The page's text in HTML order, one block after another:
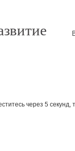
через 5 секунд,